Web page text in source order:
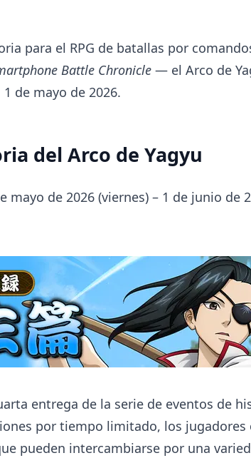
para el RPG de batallas por
Battle Chronicle — el Arco de
de mayo de 2026.
del Arco de Yagyu
mayo de 2026 (viernes) – 1 de junio de
entrega de la serie de eventos de
por tiempo limitado, los jugadores
pueden intercambiarse por una